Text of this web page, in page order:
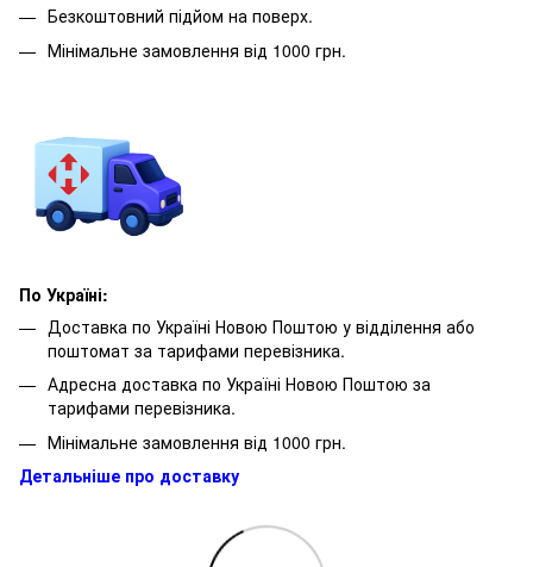
Безкоштовний підйом на поверх.
Мінімальне замовлення від 1000 грн.
По Україні:
Доставка по Україні Новою Поштою у відділення або
поштомат за тарифами перевізника.
Адресна доставка по Україні Новою Поштою за
тарифами перевізника.
Мінімальне замовлення від 1000 грн.
Детальніше про доставку